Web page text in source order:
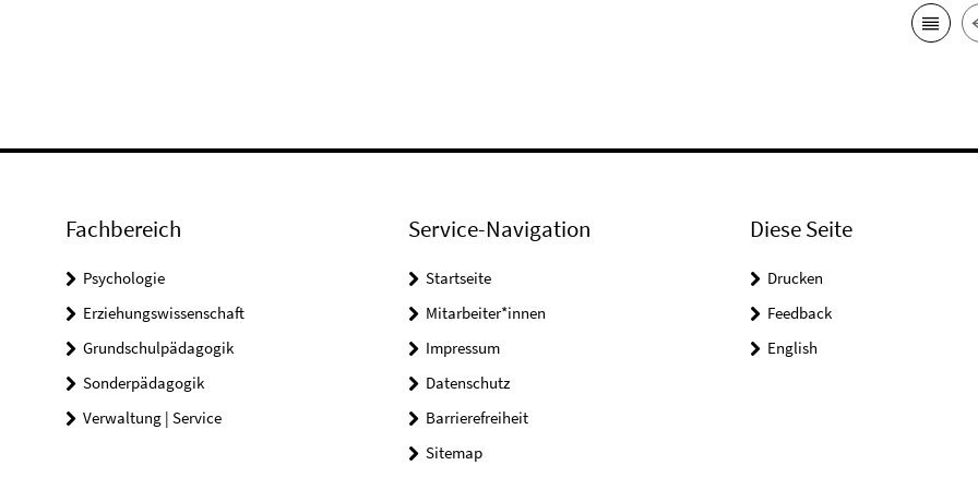
Fachbereich
Psychologie
Erziehungswissenschaft
Grundschulpädagogik
Sonderpädagogik
Verwaltung | Service
Service-Navigation
Startseite
Mitarbeiter*innen
Impressum
Datenschutz
Barrierefreiheit
Sitemap
Diese Seite
Drucken
Feedback
English